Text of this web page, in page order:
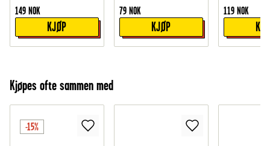
149 NOK
KJØP
79 NOK
KJØP
119 NOK
Kjøpes ofte sammen med
-15%